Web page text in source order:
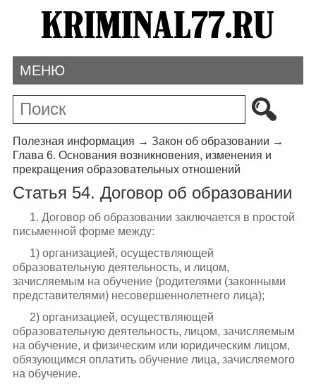
МЕНЮ
Полезная информация → Закон об образовании →
Глава 6. Основания возникновения, изменения и
прекращения образовательных отношений
Статья 54. Договор об образовании
1. Договор об образовании заключается в простой
письменной форме между:
1) организацией, осуществляющей
образовательную деятельность, и лицом,
зачисляемым на обучение (родителями (законными
представителями) несовершеннолетнего лица);
2) организацией, осуществляющей
образовательную деятельность, лицом, зачисляемым
на обучение, и физическим или юридическим лицом,
обязующимся оплатить обучение лица, зачисляемого
на обучение.